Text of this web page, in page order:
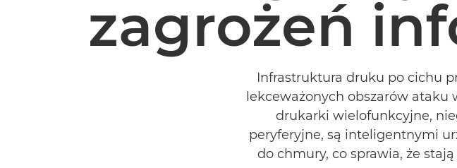
zagrożeń
Infrastruktura druku po cichu
lekceważonych obszarów ataku
drukarki wielofunkcyjne,
peryferyjne, są inteligentnymi
do chmury, co sprawia, że